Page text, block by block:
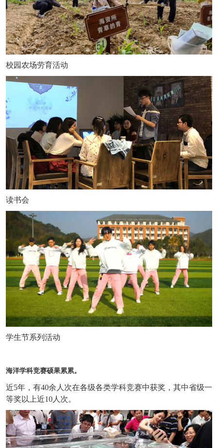
校园农场劳育活动
读书会
学生节系列活动
海洋学科竞赛硕果累累。
近5年，有40余人次在各级各类学科竞赛中获奖，其中省级一
等奖以上近10人次。